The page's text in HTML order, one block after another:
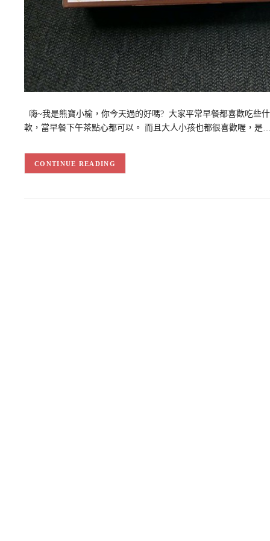
嗨~我是熊寶小榆，你今天過的好嗎? 大家平常早餐都喜歡吃些
軟，當早餐下午茶點心都可以。 而且大人小孩也都很喜歡喔，是
CONTINUE READING